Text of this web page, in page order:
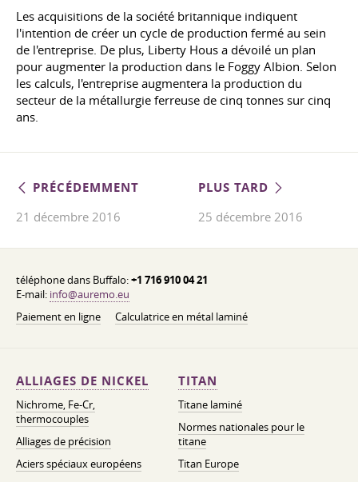
Les acquisitions de la société britannique indiquent
l'intention de créer un cycle de production fermé au sein
de l'entreprise. De plus, Liberty Hous a dévoilé un plan
pour augmenter la production dans le Foggy Albion. Selon
les calculs, l'entreprise augmentera la production du
secteur de la métallurgie ferreuse de cinq tonnes sur cinq
ans.
PRÉCÉDEMMENT
21 décembre 2016
PLUS TARD
25 décembre 2016
téléphone dans Buffalo:+1 716 910 04 21
E-mail: info@auremo.eu
Paiement en ligne
Calculatrice en métal laminé
ALLIAGES DE NICKEL
Nichrome, Fe-Cr,
thermocouples
Alliages de précision
Aciers spéciaux européens
TITAN
Titane laminé
Normes nationales pour le
titane
Titan Europe